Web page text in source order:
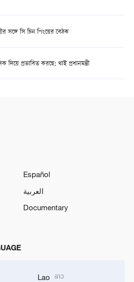
সঙ্গে সি চিন পিংয়ের বৈঠক
প্রভাবিত করছে: থাই প্রধানমন্ত্রী
Español
العربية
Documentary
Lao ລາວ